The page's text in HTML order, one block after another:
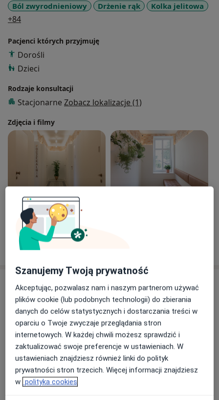
Ból zwyrodnieniowy
Drżenie rąk Kolka jelitowa
+84a11y_sr_more_diseases
Pacjenci których przyjmuję
Dorośli
Dzieci
Rodzaje konsultacji
Stacjonarne Zobacz lokalizacje (1)
Zdjęcia i filmy
Zobacz galerię (6)
Usługi i ceny
Konsultacja fizjoterapeutyczna +
USG
300 zł Szczegóły
Umów wizytę
Osteopatia
250 zł Szczegóły Umów wizytę
Szanujemy Twoją prywatność
Akceptując, pozwalasz nam i naszym partnerom używać
plików cookie (lub podobnych technologii) do zbierania
danych do celów statystycznych i dostarczania treści w
oparciu o Twoje zwyczaje przeglądania stron
internetowych. W każdej chwili możesz sprawdzić i
zaktualizować swoje preferencje w ustawieniach. W
ustawieniach znajdziesz również linki do polityk
prywatności stron trzecich. Więcej informacji znajdziesz
w polityka cookies